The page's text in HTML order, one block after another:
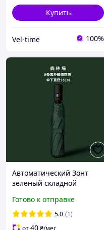
Купить
Vel-time 100%
Автоматический Зонт
зеленый складной
укрепленный каркас,
мужской, женский
Готово к отправке
5.0 (1)
40